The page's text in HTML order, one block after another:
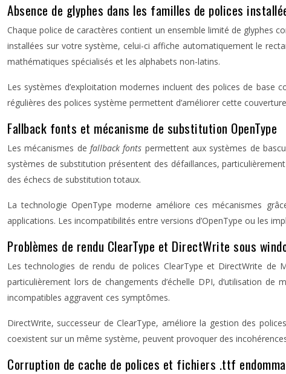
Absence de glyphes dans les familles de polices
Chaque police de caractères contient un ensemble limité de glyphes
installées sur votre système, celui-ci affiche automatiquement le
mathématiques spécialisés et les alphabets non-latins.
Les systèmes d’exploitation modernes incluent des polices de
régulières des polices système permettent d’améliorer cette
Fallback fonts et mécanisme de substitution OpenType
Les mécanismes defallback fonts permettent aux systèmes de
systèmes de substitution présentent des défaillances,
des échecs de substitution totaux.
La technologie OpenType moderne améliore ces mécanismes
applications. Les incompatibilités entre versions d’OpenType ou les
Problèmes de rendu ClearType et DirectWrite sous
Les technologies de rendu de polices ClearType et DirectWrite de
particulièrement lors de changements d’échelle DPI, d’utilisation
incompatibles aggravent ces symptômes.
DirectWrite, successeur de ClearType, améliore la gestion des
coexistent sur un même système, peuvent provoquer des
Corruption de cache de polices et fichiers .ttf